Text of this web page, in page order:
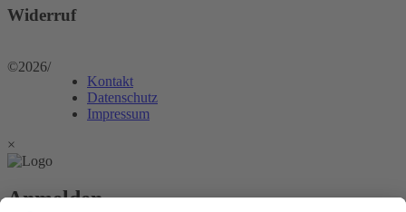
Widerruf
©2026/
Kontakt
Datenschutz
Impressum
×
Anmelden